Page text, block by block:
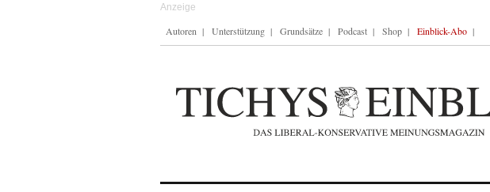
Autoren Unterstützung Grundsätze Podcast Shop Einblick-Abo